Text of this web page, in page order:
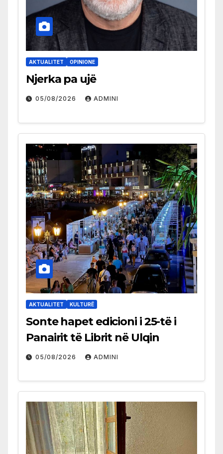
AKTUALITET OPINIONE
Njerka pa ujë
05/08/2026 ADMINI
AKTUALITET KULTURË
Sonte hapet edicioni i 25-të i
Panairit të Librit në Ulqin
05/08/2026 ADMINI